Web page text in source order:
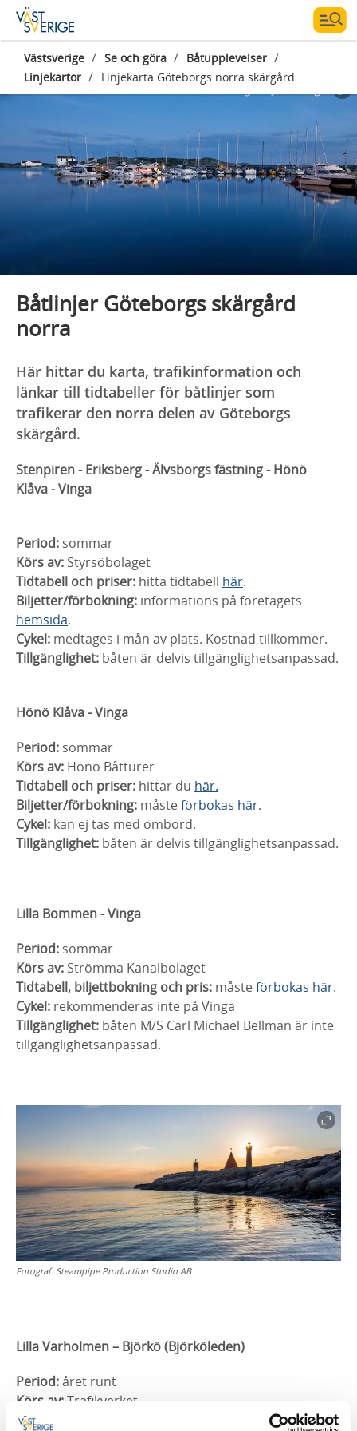
Västsverige / Se och göra / Båtupplevelser /
Linjekartor / Linjekarta Göteborgs norra skärgård
Fotograf:Jonas Ingman
Båtlinjer Göteborgs skärgård
norra
Här hittar du karta, trafikinformation och
länkar till tidtabeller för båtlinjer som
trafikerar den norra delen av Göteborgs
skärgård.
Stenpiren - Eriksberg - Älvsborgs fästning - Hönö
Klåva - Vinga
Period: sommar
Körs av: Styrsöbolaget
Tidtabell och priser: hitta tidtabell här.
Biljetter/förbokning: informations på företagets
hemsida.
Cykel: medtages i mån av plats. Kostnad tillkommer.
Tillgänglighet: båten är delvis tillgänglighetsanpassad.
Hönö Klåva - Vinga
Period: sommar
Körs av: Hönö Båtturer
Tidtabell och priser: hittar du här.
Biljetter/förbokning: måsteförbokas här.
Cykel: kan ej tas med ombord.
Tillgänglighet: båten är delvis tillgänglighetsanpassad.
Lilla Bommen - Vinga
Period: sommar
Körs av: Strömma Kanalbolaget
Tidtabell, biljettbokning och pris: måsteförbokas här.
Cykel: rekommenderas inte på Vinga
Tillgänglighet: båten M/S Carl Michael Bellman är inte
tillgänglighetsanpassad.
Fotograf: Steampipe Production Studio AB
Lilla Varholmen – Björkö (Björköleden)
Period:året runt
Körs av:Trafikverket
Tidtabell: